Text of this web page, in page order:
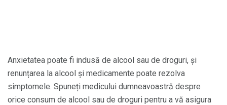
Anxietatea poate fi indusă de alcool sau de droguri, și
renunțarea la alcool și medicamente poate rezolva
simptomele. Spuneți medicului dumneavoastră despre
orice consum de alcool sau de droguri pentru a vă asigura